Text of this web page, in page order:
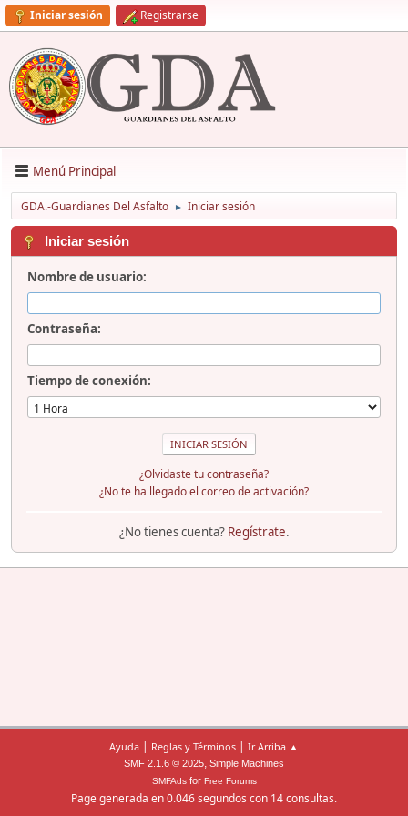
Iniciar sesión Registrarse
Menú Principal
GDA.-Guardianes Del Asfalto ► Iniciar sesión
Iniciar sesión
Nombre de usuario:
Contraseña:
Tiempo de conexión:
¿Olvidaste tu contraseña?
¿No te ha llegado el correo de activación?
¿No tienes cuenta? Regístrate.
Ayuda | Reglas y Términos | Ir Arriba ▲
SMF 2.1.6 © 2025, Simple Machines
SMFAdsfor Free Forums
Page generada en 0.046 segundos con 14 consultas.